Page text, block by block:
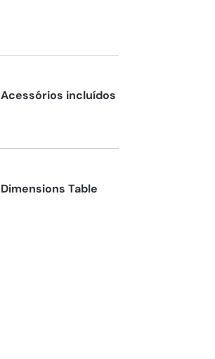
Acessórios incluídos
Dimensions Table